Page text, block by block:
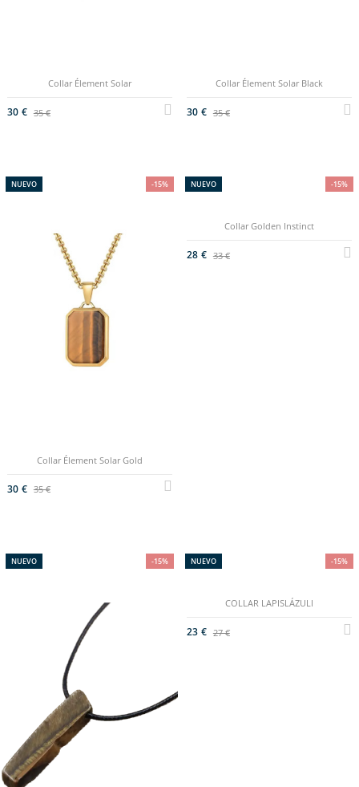
Collar Élement Solar
30 € 35 €
Collar Élement Solar Black
30 € 35 €
-15%
NUEVO
Collar Élement Solar Gold
30 € 35 €
-15%
NUEVO
Collar Golden Instinct
28 € 33 €
-15%
NUEVO -15%
NUEVO
COLLAR LAPISLÁZULI
23 € 27 €